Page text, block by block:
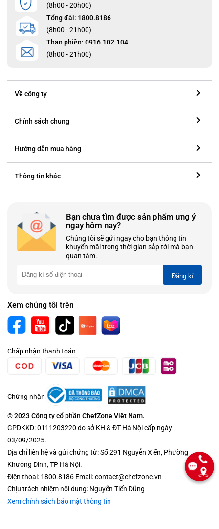
(8h00 - 20h00)
Tổng đài: 1800.8186
(8h00 - 21h00)
Than phiền: 0916.102.104
(8h00 - 21h00)
Về công ty
Chính sách chung
Hướng dẫn mua hàng
Thông tin khác
Bạn chưa tìm được sản phẩm ưng ý
ngay hôm nay?
Chúng tôi sẽ gửi ngay cho bạn thông tin
khuyến mãi trong thời gian sắp tới mà bạn
quan tâm.
Đăng kí
Xem chúng tôi trên
Chấp nhận thanh toán
Chứng nhận
© 2023 Công ty cổ phần ChefZone Việt Nam.
GPDKKD: 0111203220 do sở KH & ĐT Hà Nội cấp ngày
03/09/2025.
Địa chỉ liên hệ và gửi chứng từ: Số 291 Nguyễn Xiển, Phường
Khương Đình, TP Hà Nội.
Điện thoại: 1800.8186 Email: contact@chefzone.vn
Chịu trách nhiệm nội dung: Nguyễn Tiến Dũng
Xem chính sách bảo mật thông tin